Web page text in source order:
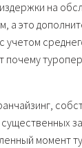
на
а это
учетом
почему
момент